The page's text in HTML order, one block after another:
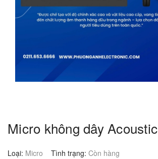
Micro không dây
Loại: Micro Tình trạng: Còn hàng